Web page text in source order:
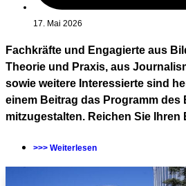
17. Mai 2026
Fachkräfte und Engagierte aus
Theorie und Praxis, aus
sowie weitere Interessierte sind
einem Beitrag das Programm des
mitzugestalten. Reichen Sie Ihren
>>> Weiterlesen